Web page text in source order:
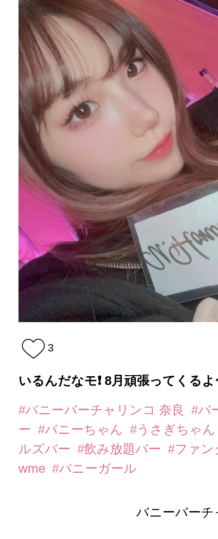
3
いるんだなモ❗️ 8月頑張ってくるよ
#バニーバーチャリンコ 奈良
#バ
ー #バニーちゃん
#うさぎちゃ
ルズバー #飲み放題バー #ファ
wme #バニーガール
バニーバー